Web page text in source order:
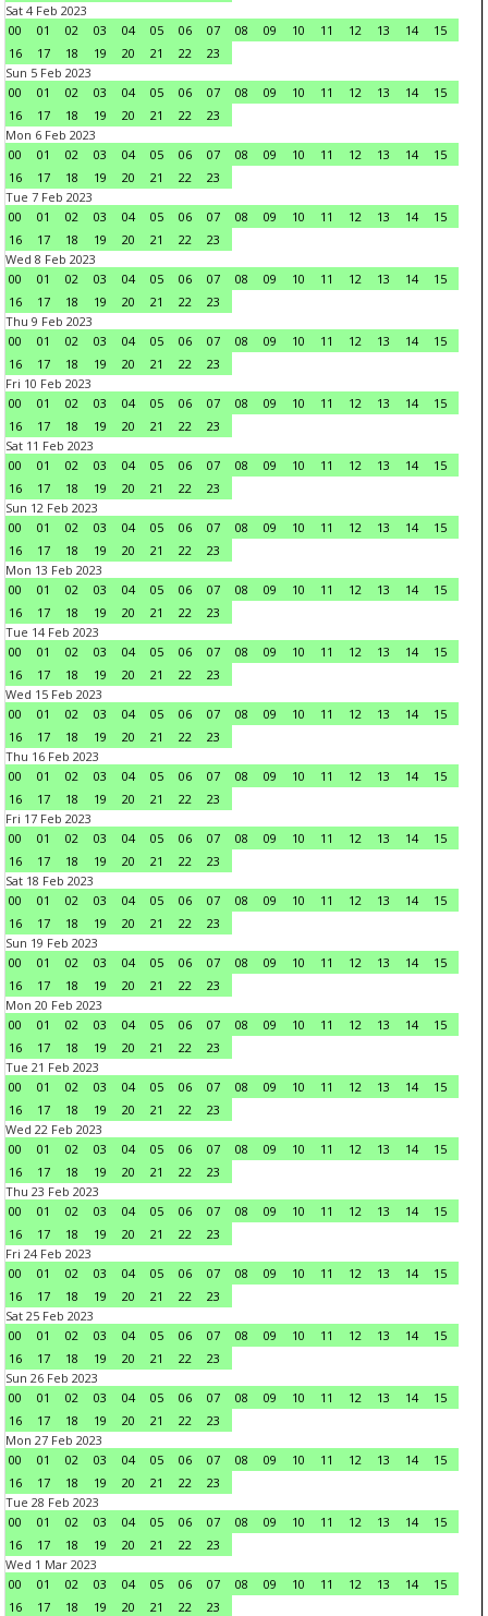
Sat 4 Feb 2023
00
01 02 03 04 05 06 07 08 09 10 11 12 13 14
15
16
17 18 19 20 21 22
23
Sun 5 Feb 2023
00
01 02 03 04 05 06 07 08 09 10 11 12 13 14
15
16
17 18 19 20 21 22
23
Mon 6 Feb 2023
00
01 02 03 04 05 06 07 08 09 10 11 12 13 14
15
16
17 18 19 20 21 22
23
Tue 7 Feb 2023
00
01 02 03 04 05 06 07 08 09 10 11 12 13 14
15
16
17 18 19 20 21 22
23
Wed 8 Feb 2023
00
01 02 03 04 05 06 07 08 09 10 11 12 13 14
15
16
17 18 19 20 21 22
23
Thu 9 Feb 2023
00
01 02 03 04 05 06 07 08 09 10 11 12 13 14
15
16
17 18 19 20 21 22
23
Fri 10 Feb 2023
00
01 02 03 04 05 06 07 08 09 10 11 12 13 14
15
16
17 18 19 20 21 22
23
Sat 11 Feb 2023
00
01 02 03 04 05 06 07 08 09 10 11 12 13 14
15
16
17 18 19 20 21 22
23
Sun 12 Feb 2023
00
01 02 03 04 05 06 07 08 09 10 11 12 13 14
15
16
17 18 19 20 21 22
23
Mon 13 Feb 2023
00
01 02 03 04 05 06 07 08 09 10 11 12 13 14
15
16
17 18 19 20 21 22
23
Tue 14 Feb 2023
00
01 02 03 04 05 06 07 08 09 10 11 12 13 14
15
16
17 18 19 20 21 22
23
Wed 15 Feb 2023
00
01 02 03 04 05 06 07 08 09 10 11 12 13 14
15
16
17 18 19 20 21 22
23
Thu 16 Feb 2023
00
01 02 03 04 05 06 07 08 09 10 11 12 13 14
15
16
17 18 19 20 21 22
23
Fri 17 Feb 2023
00
01 02 03 04 05 06 07 08 09 10 11 12 13 14
15
16
17 18 19 20 21 22
23
Sat 18 Feb 2023
00
01 02 03 04 05 06 07 08 09 10 11 12 13 14
15
16
17 18 19 20 21 22
23
Sun 19 Feb 2023
00
01 02 03 04 05 06 07 08 09 10 11 12 13 14
15
16
17 18 19 20 21 22
23
Mon 20 Feb 2023
00
01 02 03 04 05 06 07 08 09 10 11 12 13 14
15
16
17 18 19 20 21 22
23
Tue 21 Feb 2023
00
01 02 03 04 05 06 07 08 09 10 11 12 13 14
15
16
17 18 19 20 21 22
23
Wed 22 Feb 2023
00
01 02 03 04 05 06 07 08 09 10 11 12 13 14
15
16
17 18 19 20 21 22
23
Thu 23 Feb 2023
00
01 02 03 04 05 06 07 08 09 10 11 12 13 14
15
16
17 18 19 20 21 22
23
Fri 24 Feb 2023
00
01 02 03 04 05 06 07 08 09 10 11 12 13 14
15
16
17 18 19 20 21 22
23
Sat 25 Feb 2023
00
01 02 03 04 05 06 07 08 09 10 11 12 13 14
15
16
17 18 19 20 21 22
23
Sun 26 Feb 2023
00
01 02 03 04 05 06 07 08 09 10 11 12 13 14
15
16
17 18 19 20 21 22
23
Mon 27 Feb 2023
00
01 02 03 04 05 06 07 08 09 10 11 12 13 14
15
16
17 18 19 20 21 22
23
Tue 28 Feb 2023
00
01 02 03 04 05 06 07 08 09 10 11 12 13 14
15
16
17 18 19 20 21 22
23
Wed 1 Mar 2023
00
01 02 03 04 05 06 07 08 09 10 11 12 13 14
15
16
17 18 19 20 21 22
23